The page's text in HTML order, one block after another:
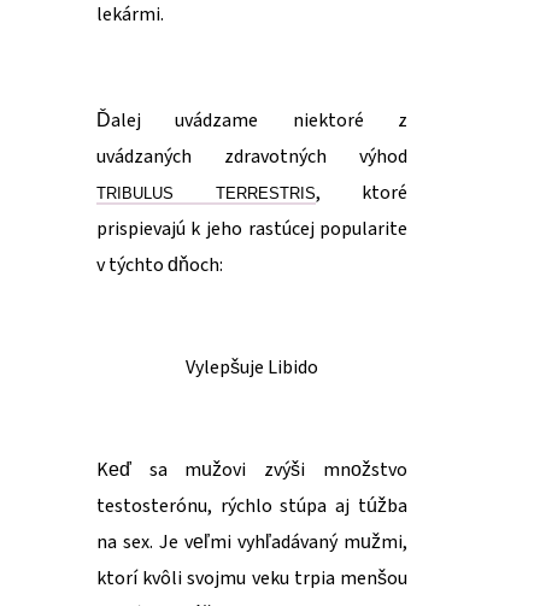
lekármi.
Ďalej uvádzame niektoré z
uvádzaných zdravotných výhod
TRIBULUS TERRESTRIS, ktoré
prispievajú k jeho rastúcej popularite
v týchto dňoch:
Vylepšuje Libido
Keď sa mužovi zvýši množstvo
testosterónu, rýchlo stúpa aj túžba
na sex. Je veľmi vyhľadávaný mužmi,
ktorí kvôli svojmu veku trpia menšou